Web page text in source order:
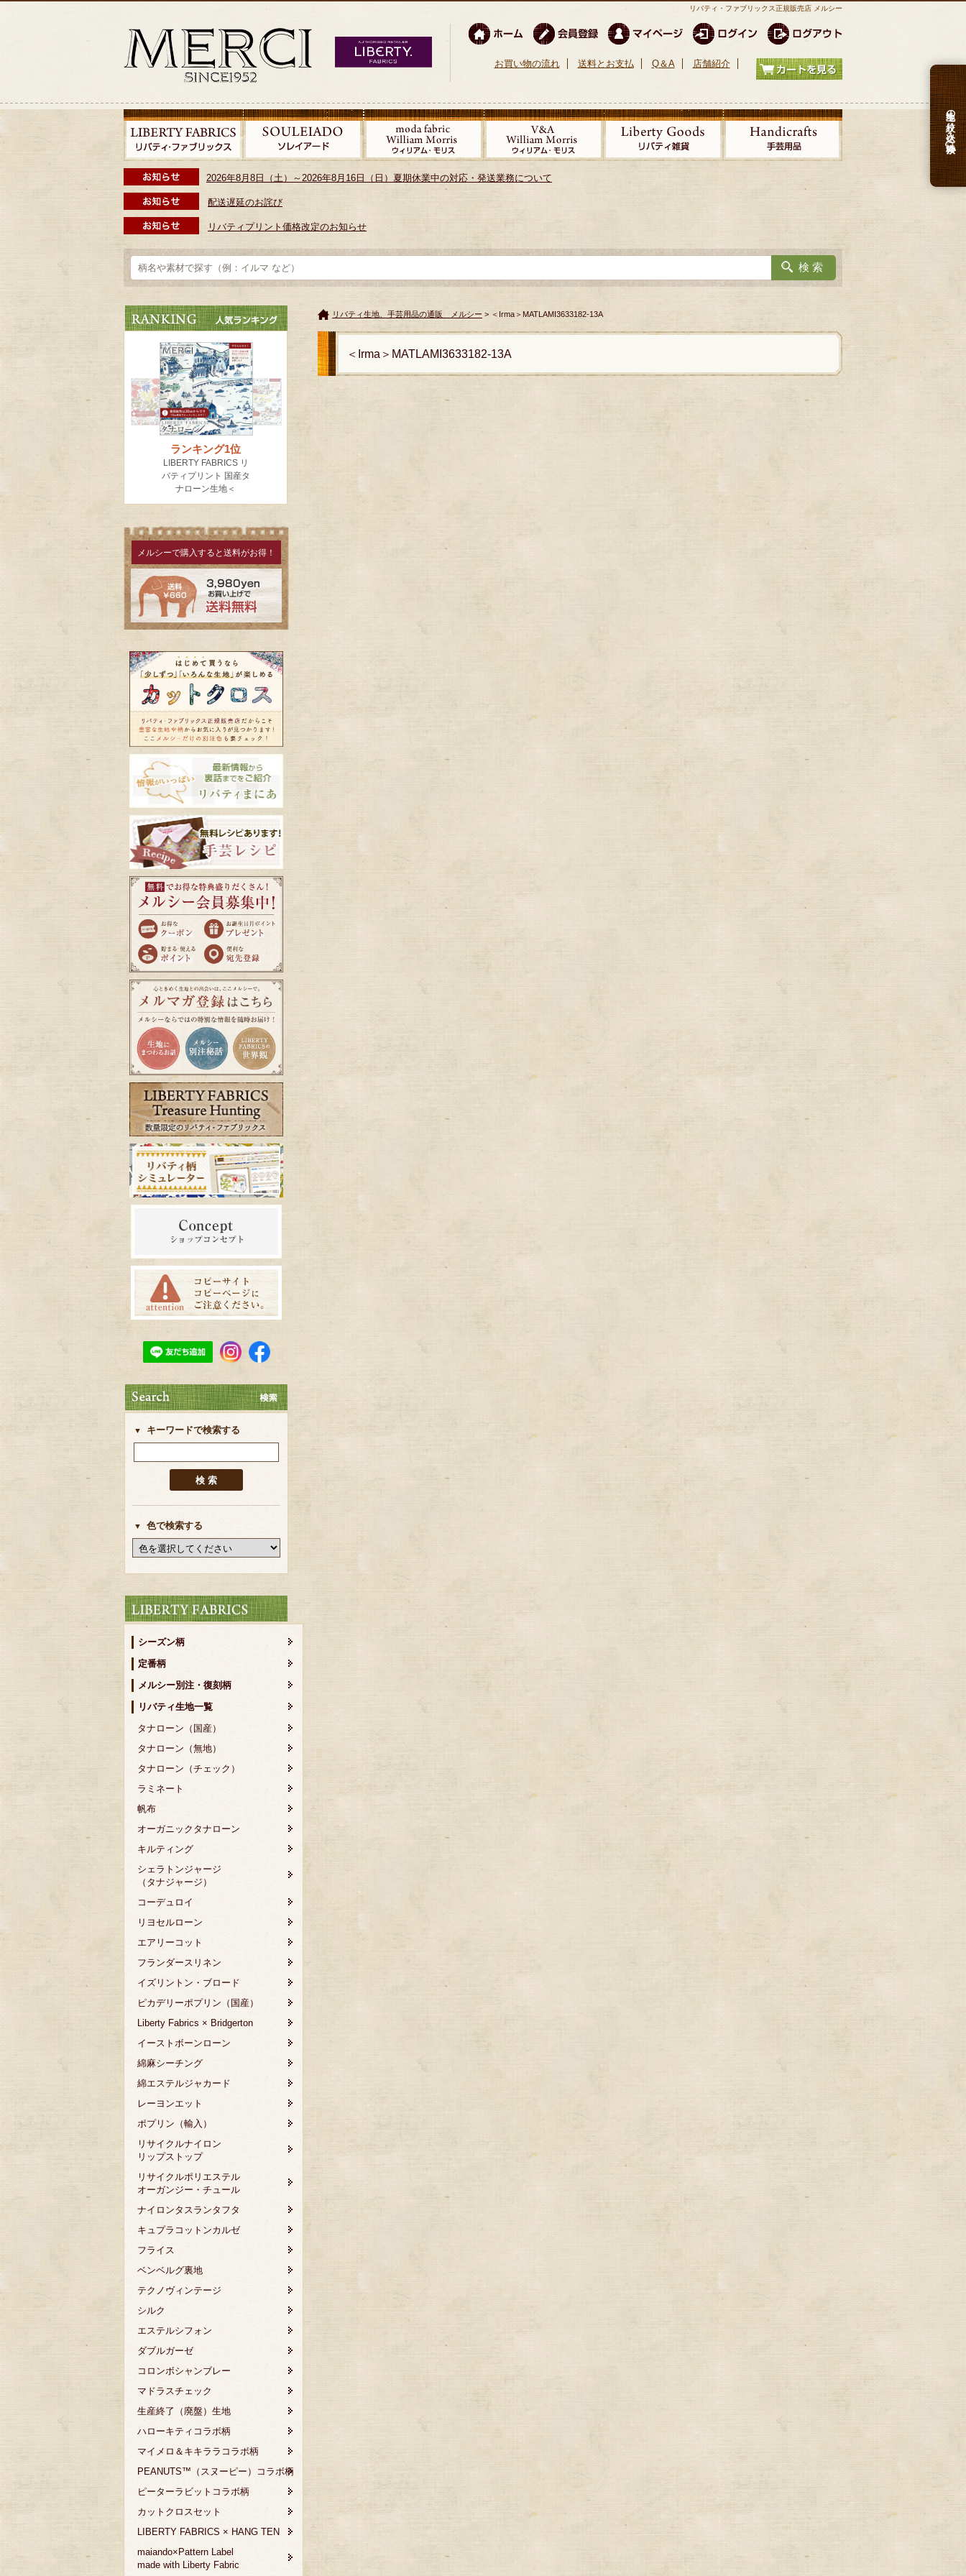
リバティ・ファブリックス正規販売店 メルシー
お買い物の流れ 送料とお支払 Q＆A 店舗紹介
2026年8月8日（土）～2026年8月16日（日）夏期休業中の対応・発送業務について
配送遅延のお詫び
リバティプリント価格改定のお知らせ
生地の絞り込み検索
メルシーで購入すると送料がお得！
キーワードで検索する
色で検索する
シーズン柄
定番柄
メルシー別注・復刻柄
リバティ生地一覧
タナローン（国産）
タナローン（無地）
タナローン（チェック）
ラミネート
帆布
オーガニックタナローン
キルティング
シェラトンジャージ
（タナジャージ）
コーデュロイ
リヨセルローン
エアリーコット
フランダースリネン
イズリントン・ブロード
ピカデリーポプリン（国産）
Liberty Fabrics × Bridgerton
イーストボーンローン
綿麻シーチング
綿エステルジャカード
レーヨンエット
ポプリン（輸入）
リサイクルナイロン
リップストップ
リサイクルポリエステル
オーガンジー・チュール
ナイロンタスランタフタ
キュプラコットンカルゼ
フライス
ベンベルグ裏地
テクノヴィンテージ
シルク
エステルシフォン
ダブルガーゼ
コロンボシャンブレー
マドラスチェック
生産終了（廃盤）生地
ハローキティコラボ柄
マイメロ＆キキララコラボ柄
PEANUTS™（スヌーピー）コラボ柄
ピーターラビットコラボ柄
カットクロスセット
LIBERTY FABRICS × HANG TEN
maiando×Pattern Label
made with Liberty Fabric
リバティ生地、手芸用品の通販 メルシー > ＜Irma＞MATLAMI3633182-13A
＜Irma＞MATLAMI3633182-13A